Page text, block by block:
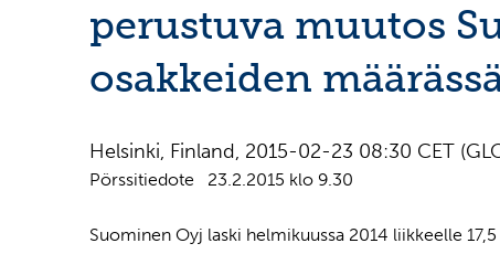
perustuva muutos
osakkeiden
Helsinki, Finland, 2015-02-23 08:30 CET
Pörssitiedote 23.2.2015 klo 9.30
Suominen Oyj laski helmikuussa 2014 liikkeelle